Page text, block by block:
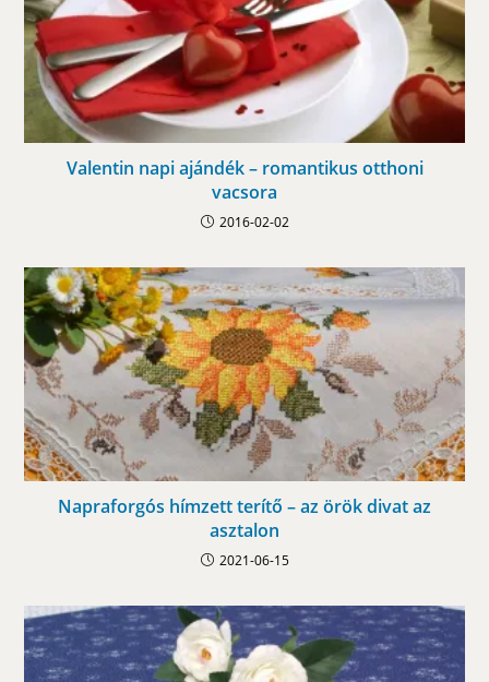
Valentin napi ajándék – romantikus otthoni
vacsora
2016-02-02
Napraforgós hímzett terítő – az örök divat az
asztalon
2021-06-15